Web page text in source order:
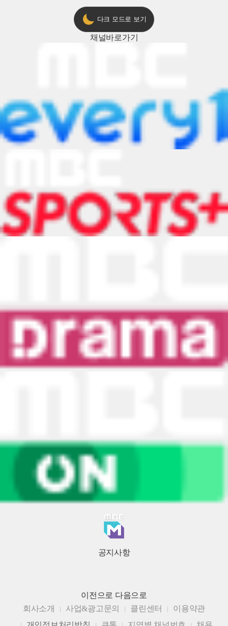
다크 모드로 보기
채널바로가기
공지사항
이전으로 다음으로
회사소개
사업&광고문의 클린센터
이용약관